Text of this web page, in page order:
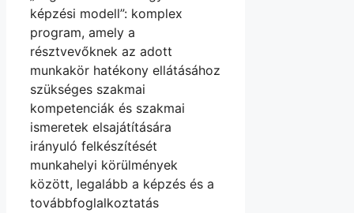
képzési modell”: komplex
program, amely a
résztvevőknek az adott
munkakör hatékony ellátásához
szükséges szakmai
kompetenciák és szakmai
ismeretek elsajátítására
irányuló felkészítését
munkahelyi körülmények
között, legalább a képzés és a
továbbfoglalkoztatás